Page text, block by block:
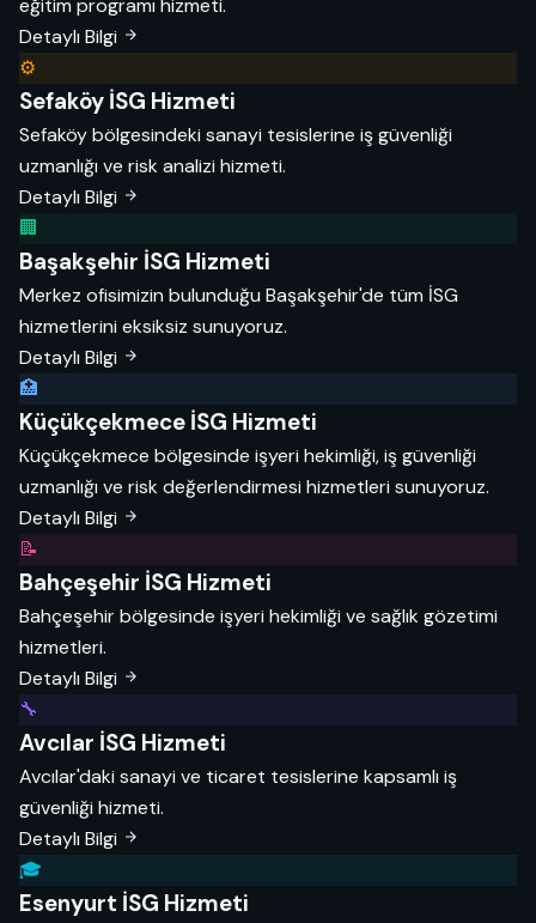
eğitim programı hizmeti.
Detaylı Bilgi
⚙️
Sefaköy İSG Hizmeti
Sefaköy bölgesindeki sanayi tesislerine iş güvenliği
uzmanlığı ve risk analizi hizmeti.
Detaylı Bilgi
🏢
Başakşehir İSG Hizmeti
Merkez ofisimizin bulunduğu Başakşehir'de tüm İSG
hizmetlerini eksiksiz sunuyoruz.
Detaylı Bilgi
🏥
Küçükçekmece İSG Hizmeti
Küçükçekmece bölgesinde işyeri hekimliği, iş güvenliği
uzmanlığı ve risk değerlendirmesi hizmetleri sunuyoruz.
Detaylı Bilgi
📝
Bahçeşehir İSG Hizmeti
Bahçeşehir bölgesinde işyeri hekimliği ve sağlık gözetimi
hizmetleri.
Detaylı Bilgi
🔧
Avcılar İSG Hizmeti
Avcılar'daki sanayi ve ticaret tesislerine kapsamlı iş
güvenliği hizmeti.
Detaylı Bilgi
🎓
Esenyurt İSG Hizmeti